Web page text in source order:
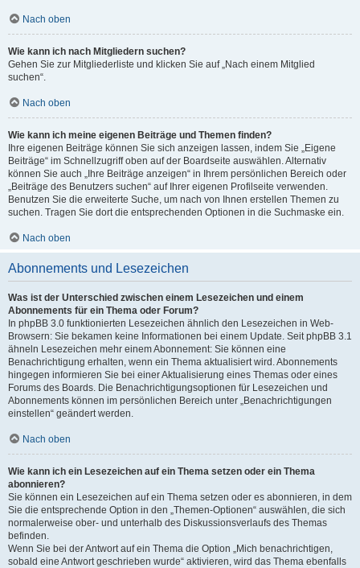
Nach oben
Wie kann ich nach Mitgliedern suchen?
Gehen Sie zur Mitgliederliste und klicken Sie auf „Nach einem Mitglied
suchen“.
Nach oben
Wie kann ich meine eigenen Beiträge und Themen finden?
Ihre eigenen Beiträge können Sie sich anzeigen lassen, indem Sie „Eigene
Beiträge“ im Schnellzugriff oben auf der Boardseite auswählen. Alternativ
können Sie auch „Ihre Beiträge anzeigen“ in Ihrem persönlichen Bereich oder
„Beiträge des Benutzers suchen“ auf Ihrer eigenen Profilseite verwenden.
Benutzen Sie die erweiterte Suche, um nach von Ihnen erstellen Themen zu
suchen. Tragen Sie dort die entsprechenden Optionen in die Suchmaske ein.
Nach oben
Abonnements und Lesezeichen
Was ist der Unterschied zwischen einem Lesezeichen und einem
Abonnements für ein Thema oder Forum?
In phpBB 3.0 funktionierten Lesezeichen ähnlich den Lesezeichen in Web-
Browsern: Sie bekamen keine Informationen bei einem Update. Seit phpBB 3.1
ähneln Lesezeichen mehr einem Abonnement: Sie können eine
Benachrichtigung erhalten, wenn ein Thema aktualisiert wird. Abonnements
hingegen informieren Sie bei einer Aktualisierung eines Themas oder eines
Forums des Boards. Die Benachrichtigungsoptionen für Lesezeichen und
Abonnements können im persönlichen Bereich unter „Benachrichtigungen
einstellen“ geändert werden.
Nach oben
Wie kann ich ein Lesezeichen auf ein Thema setzen oder ein Thema
abonnieren?
Sie können ein Lesezeichen auf ein Thema setzen oder es abonnieren, in dem
Sie die entsprechende Option in den „Themen-Optionen“ auswählen, die sich
normalerweise ober- und unterhalb des Diskussionsverlaufs des Themas
befinden.
Wenn Sie bei der Antwort auf ein Thema die Option „Mich benachrichtigen,
sobald eine Antwort geschrieben wurde“ aktivieren, wird das Thema ebenfalls